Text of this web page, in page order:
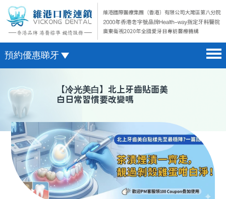
預約優惠睇牙
醫院簡介 hospital introduction
醫生介紹 doctor introduction
醫療新聞 medical news
種植牙 dental implant
箍牙 orthodontics
微信預約
WhatsApp預約
【冷光美白】北上牙齒貼面美
白日常習慣要改變嗎